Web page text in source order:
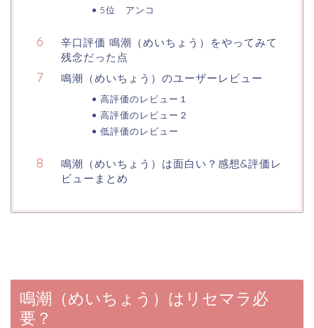
5位 アンコ
辛口評価 鳴潮（めいちょう）をやってみて
残念だった点
鳴潮（めいちょう）のユーザーレビュー
高評価のレビュー１
高評価のレビュー２
低評価のレビュー
鳴潮（めいちょう）は面白い？感想&評価レ
ビューまとめ
鳴潮（めいちょう）はリセマラ必
要？